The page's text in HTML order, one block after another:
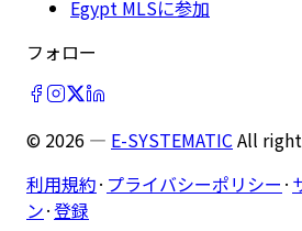
Egypt MLSに参加
フォロー
© 2026 — E-SYSTEMATICAll
利用規約· プライバシーポリシー ·
ン·登録